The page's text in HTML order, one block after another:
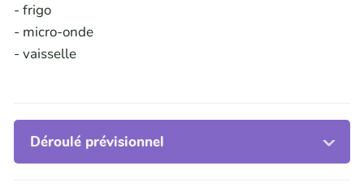
- frigo
- micro-onde
- vaisselle
Déroulé prévisionnel